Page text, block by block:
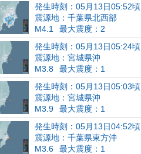
発生時刻：05月13日05:52頃
震源地：千葉県北西部
M4.1
最大震度：2
発生時刻：05月13日05:24頃
震源地：宮城県沖
M3.8
最大震度：1
発生時刻：05月13日05:03頃
震源地：宮城県沖
M3.9
最大震度：1
発生時刻：05月13日04:52頃
震源地：千葉県東方沖
M3.6
最大震度：1